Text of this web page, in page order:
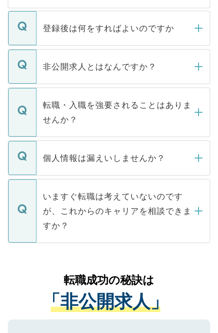
登録後は何をすればよいのですか
ご登録いただきましたら、弊社担当者がご
登録内容を確認し、その後メールもしくは
ます。通常、5営業日以内にはご連絡をせて
いただきますので、しばらくお待ちくださ
い。
非公開求人とはなんですか？
マイナビDOCTORで取り扱っている求人の
うち約3割は、Webサイトからご覧いただ
けない「非公開求人」です。非公開求人は
下記の理由によって、一般には公開してい
ません。
■応募殺到を避けるため 人気のある医療機
関を公にしてしまうと、応募が殺到する場
に、医療機関が求める条件に合った人材の
みを人材紹介会社に依頼するケースが増え
ています。
転職・入職を強要されることはありま
せんか？
転職・入職を強要することは一切ありませ
ん。また、仮に応募先から内定をいただい
定を承諾する必要はありません。内定先へ
の辞退の連絡はキャリアパートナーが行い
ますので、ご安心ください。
個人情報は漏えいしませんか？
個人情報が漏えいすることはありませんの
で、ご安心ください。当サイトからの登録
などで収集したご登録者様の個人情報は、
ご本人のキャリアアップおよび転職活動の
支援を目的に使用いたします。お預かりし
ているすべての個人データはご本人の許可
は、個人情報の取り扱いについての厳密な
管理基準を満たした事業者のみに付与され
る、プライバシーマークを取得済みです。
ご登録いただいた個人情報は、SSL（デー
いますぐ転職は考えていないのです
が、これからのキャリアを相談できま
すか？
かがいして、現在の医療機関の状況や紹介
経験をまじえながら、適切なアドバイスを
させていただきます。すぐにご転職をされ
ない方には、長期的なサポートが可能です
ので、まずはご登録ください。
転職成功の秘訣は
「非公開求人」